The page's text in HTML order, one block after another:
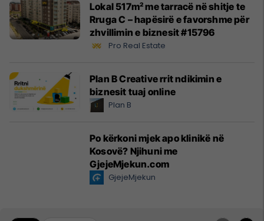
Lokal 517m² me tarracë në shitje te
Rruga C – hapësirë e favorshme për
zhvillimin e biznesit #15796
Pro Real Estate
Plan B Creative rrit ndikimin e
biznesit tuaj online
Plan B
Po kërkoni mjek apo klinikë në
Kosovë? Njihuni me
GjejeMjekun.com
GjejeMjekun